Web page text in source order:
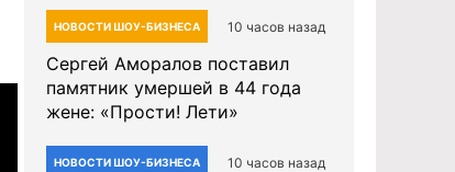
НОВОСТИ ШОУ-БИЗНЕСА 10 часов назад
Сергей Аморалов поставил
памятник умершей в 44 года
жене: «Прости! Лети»
НОВОСТИ ШОУ-БИЗНЕСА 10 часов назад